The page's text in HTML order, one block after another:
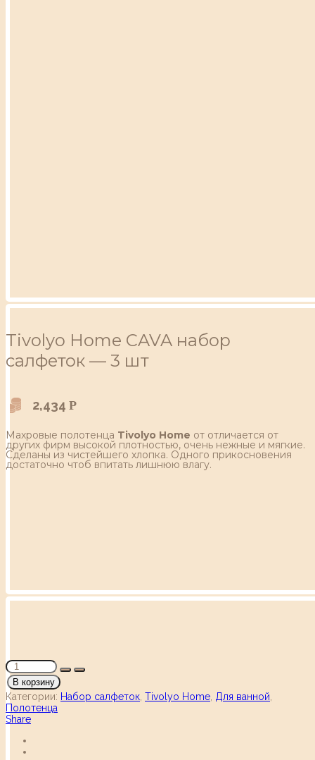
Tivolyo Home CAVA набор
салфеток — 3 шт
2,434 Р
Махровые полотенца Tivolyo Home от отличается от
других фирм высокой плотностью, очень нежные и мягкие.
Сделаны из чистейшего хлопка. Одного прикосновения
достаточно чтоб впитать лишнюю влагу.
В корзину
Категории: Набор салфеток Tivolyo Home Для ванной
Полотенца
Share